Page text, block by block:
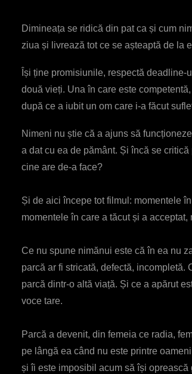
Dimineața se ridică din pat ca și cum
ziua și livrează tot ce se așteaptă de la
Își ține promisiunile, respectă
două vieți. Una în care este
după ce a iubit un om care i-a făcut
Nimeni nu știe că a ajuns să
a dat cu ea de pământ. Și încă se
cine are de-a face?
Și de aici începe tot filmul: momentele
momentele în care a tăcut și a
Ce nu spune nimănui este că în ea nu
parcă ar fi stricată, defectă, incompletă.
parcă dintr-o altă viață. Și ce a apărut
voce tare.
Parcă a devenit, din femeia ce radia,
pe lângă ea când nu este printre
și îi este imposibil acum să își